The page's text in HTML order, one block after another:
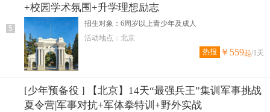
5
+校园学术氛围+升学理想励志
招生对象：6周岁以上青少年及成人
活动地点：北京
热报
￥559起/1天
[少年预备役 ] 【北京】14天“最强兵王”集训军事挑战
夏令营|军事对抗+军体拳特训+野外实战